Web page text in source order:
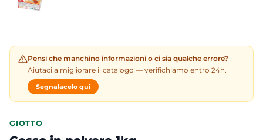
Pensi che manchino informazioni o ci sia qualche errore?
Aiutaci a migliorare il catalogo — verifichiamo entro 24h.
Segnalacelo qui
GIOTTO